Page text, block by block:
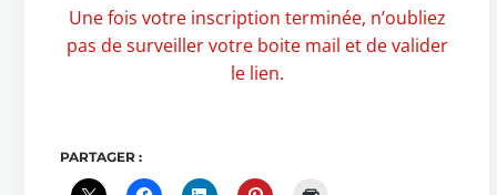
Une fois votre inscription terminée, n’oubliez
pas de surveiller votre boite mail et de valider
le lien.
PARTAGER :